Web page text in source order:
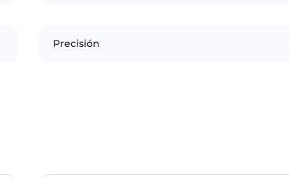
Precisión